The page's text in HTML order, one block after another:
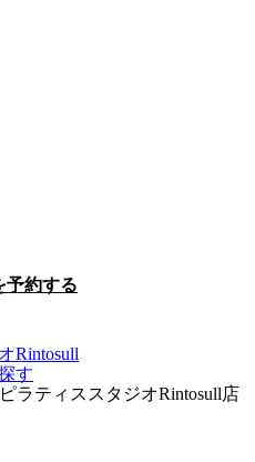
予約する
Rintosull
す
ラティススタジオRintosull店